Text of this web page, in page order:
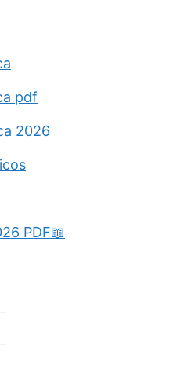
pdf
2026
PDF📖